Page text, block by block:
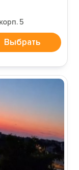
5
Выбрать